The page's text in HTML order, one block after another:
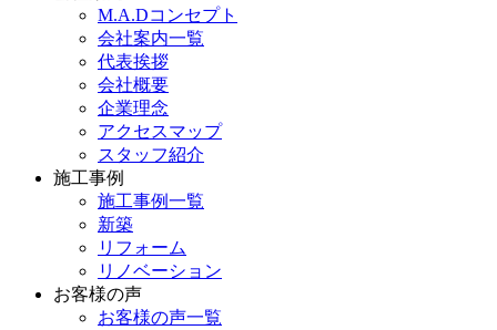
M.A.Dコンセプト
会社案内一覧
代表挨拶
会社概要
企業理念
アクセスマップ
スタッフ紹介
施工事例
施工事例一覧
新築
リフォーム
リノベーション
お客様の声
お客様の声一覧